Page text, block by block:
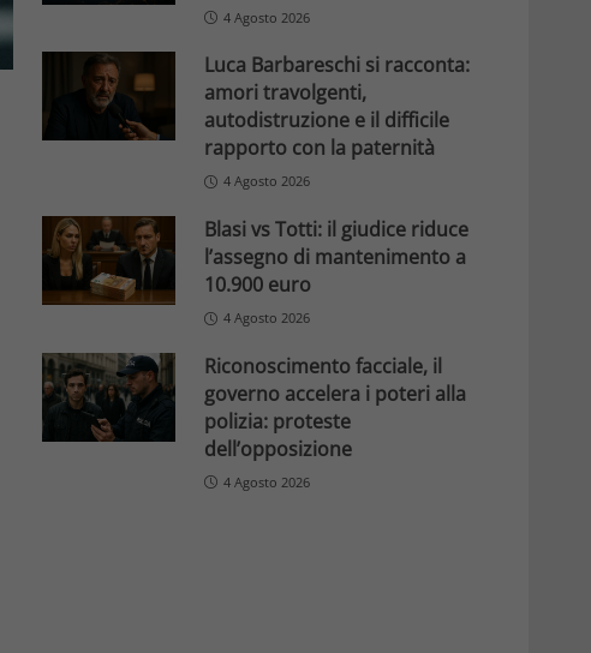
4 Agosto 2026
Luca Barbareschi si racconta:
amori travolgenti,
autodistruzione e il difficile
rapporto con la paternità
4 Agosto 2026
Blasi vs Totti: il giudice riduce
l’assegno di mantenimento a
10.900 euro
4 Agosto 2026
Riconoscimento facciale, il
governo accelera i poteri alla
polizia: proteste
dell’opposizione
4 Agosto 2026